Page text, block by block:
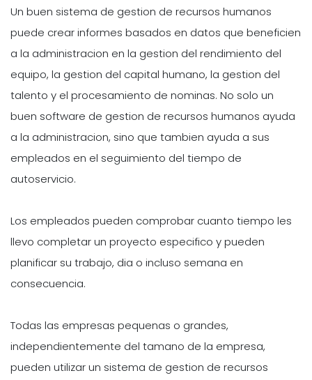
Un buen sistema de gestion de recursos humanos
puede crear informes basados en datos que beneficien
a la administracion en la gestion del rendimiento del
equipo, la gestion del capital humano, la gestion del
talento y el procesamiento de nominas. No solo un
buen software de gestion de recursos humanos ayuda
a la administracion, sino que tambien ayuda a sus
empleados en el seguimiento del tiempo de
autoservicio.
Los empleados pueden comprobar cuanto tiempo les
llevo completar un proyecto especifico y pueden
planificar su trabajo, dia o incluso semana en
consecuencia.
Todas las empresas pequenas o grandes,
independientemente del tamano de la empresa,
pueden utilizar un sistema de gestion de recursos